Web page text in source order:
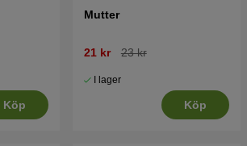
Köp
Mutter
21 kr 23 kr
I lager
Köp